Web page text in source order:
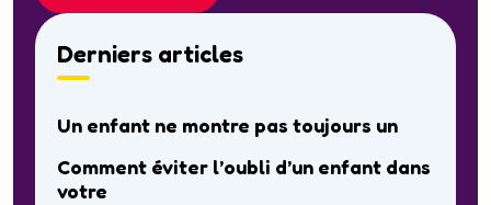
Derniers articles
Un enfant ne montre pas toujours un
Comment éviter l’oubli d’un enfant dans
votre